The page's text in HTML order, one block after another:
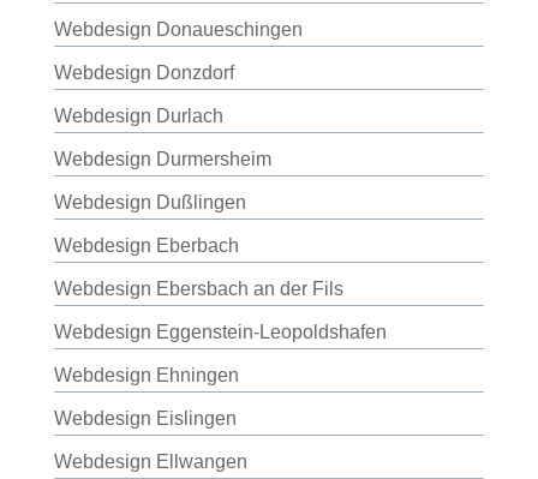
Webdesign Donaueschingen
Webdesign Donzdorf
Webdesign Durlach
Webdesign Durmersheim
Webdesign Dußlingen
Webdesign Eberbach
Webdesign Ebersbach an der Fils
Webdesign Eggenstein-Leopoldshafen
Webdesign Ehningen
Webdesign Eislingen
Webdesign Ellwangen